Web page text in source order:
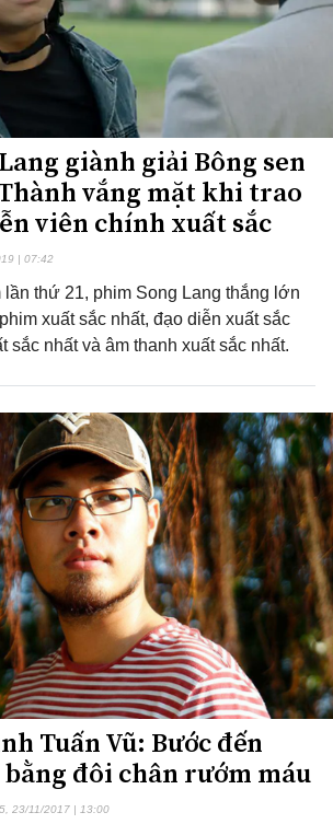
giành giải Bông sen
vắng mặt khi trao
viên chính xuất sắc
| 07:42
thứ 21, phim Song Lang thắng lớn
xuất sắc nhất, đạo diễn xuất sắc
sắc nhất và âm thanh xuất sắc nhất.
Tuấn Vũ: Bước đến
đôi chân rướm máu
23/11/2017 | 13:00